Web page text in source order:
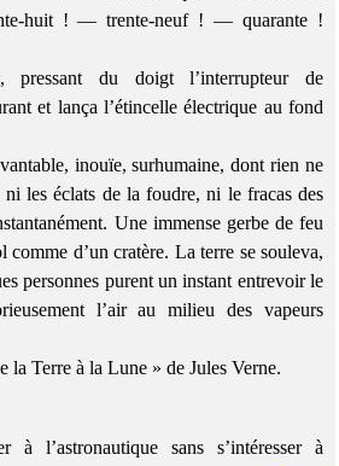
huit ! — trente-neuf ! — quarante !
pressant du doigt l’interrupteur de
et lança l’étincelle électrique au fond
inouïe, surhumaine, dont rien ne
les éclats de la foudre, ni le fracas des
Une immense gerbe de feu
d’un cratère. La terre se souleva,
personnes purent un instant entrevoir le
l’air au milieu des vapeurs
la Terre à la Lune » de Jules Verne.
à l’astronautique sans s’intéresser à